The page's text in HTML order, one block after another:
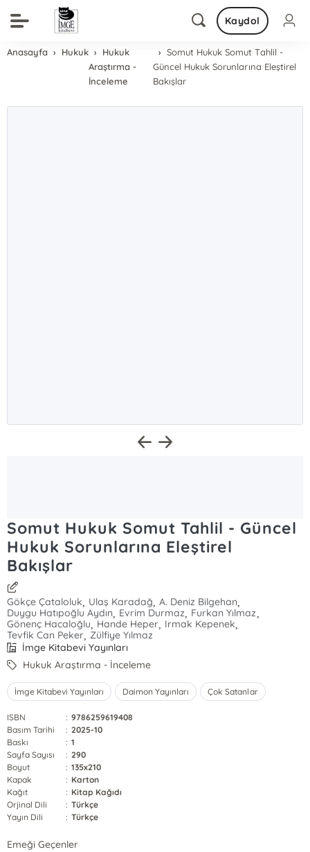
Kaydol
Anasayfa Hukuk
Hukuk
Araştırma -
İnceleme
Somut Hukuk Somut Tahlil -
Güncel Hukuk Sorunlarına Eleştirel
Bakışlar
Somut Hukuk Somut Tahlil - Güncel
Hukuk Sorunlarına Eleştirel
Bakışlar
Gökçe Çataloluk, Ulaş Karadağ, A. Deniz Bilgehan,
Duygu Hatıpoğlu Aydın, Evrim Durmaz, Furkan Yılmaz,
Gönenç Hacaloğlu, Hande Heper, Irmak Kepenek,
Tevfik Can Peker, Zülfiye Yılmaz
İmge Kitabevi Yayınları
Hukuk Araştırma - İnceleme
İmge Kitabevi Yayınları Daimon Yayınları Çok Satanlar
ISBN : 9786259619408
Basım Tarihi
: 2025-10
Baskı
: 1
Sayfa Sayısı
: 290
Boyut
: 135x210
Kapak
: Karton
Kağıt
: Kitap Kağıdı
Orjinal Dili
: Türkçe
Yayın Dili
: Türkçe
Emeği Geçenler